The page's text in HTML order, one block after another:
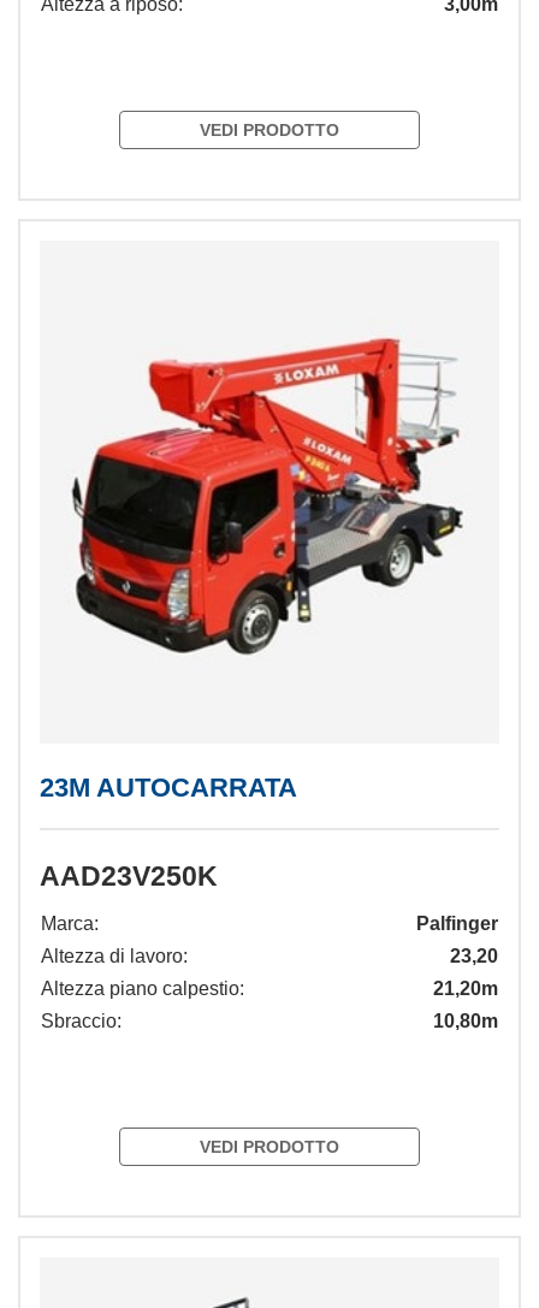
Altezza a riposo: 3,00m
VEDI PRODOTTO
23M AUTOCARRATA
AAD23V250K
Marca:
Palfinger
Altezza di lavoro:
23,20
Altezza piano calpestio:
21,20m
Sbraccio:
10,80m
VEDI PRODOTTO